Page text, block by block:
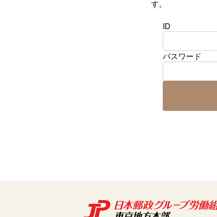
す。
ID
パスワード